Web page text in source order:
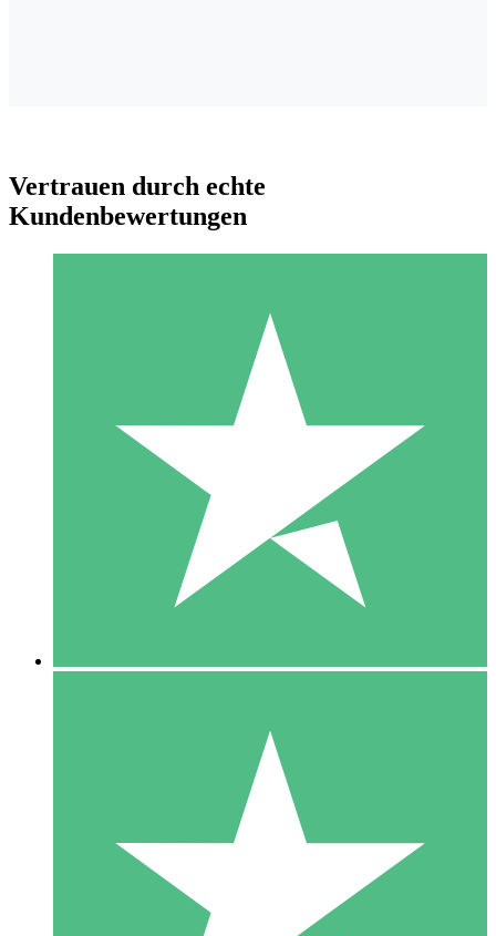
Individuelle Credit-Pakete
Zahlen Sie nach Bedarf mit Download-Credits. Keine
monatliche Verpflichtung erforderlich.
10 00
10 Downloads
20 00
Vertrauen durch echte
Kundenbewertungen